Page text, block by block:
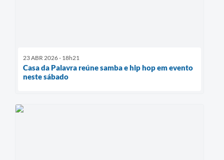
23 ABR 2026 - 18h21
Casa da Palavra reúne samba e hip hop em evento
neste sábado